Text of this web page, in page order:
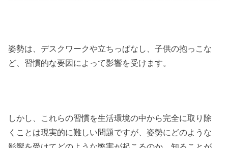
姿勢は、デスクワークや立ちっぱなし、子供の抱っこな
ど、習慣的な要因によって影響を受けます。
しかし、これらの習慣を生活環境の中から完全に取り除
くことは現実的に難しい問題ですが、姿勢にどのような